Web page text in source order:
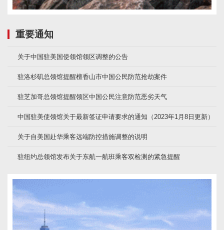
重要通知
关于中国驻美国使领馆领区调整的公告
驻洛杉矶总领馆提醒檀香山市中国公民防范抢劫案件
驻芝加哥总领馆提醒领区中国公民注意防范恶劣天气
中国驻美使领馆关于最新签证申请要求的通知（2023年1月8日更新）
关于自美国赴华乘客远端防控措施调整的说明
驻纽约总领馆发布关于东航一航班乘客双检测的紧急提醒